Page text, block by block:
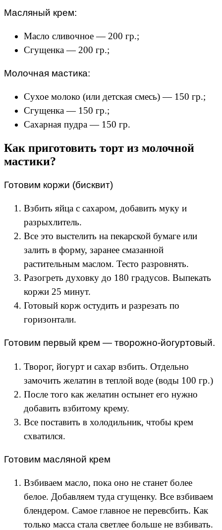
Масляный крем:
Масло сливочное — 200 гр.;
Сгущенка — 200 гр.;
Молочная мастика:
Сухое молоко (или детская смесь) — 150 гр.;
Сгущенка — 150 гр.;
Сахарная пудра — 150 гр.
Как приготовить торт из молочной
мастики?
Готовим коржи (бисквит)
Взбить яйца с сахаром, добавить муку и
разрыхлитель.
Все это выстелить на пекарской бумаге или
залить в форму, заранее смазанной
растительным маслом. Тесто разровнять.
Разогреть духовку до 180 градусов. Выпекать
коржи 25 минут.
Готовый корж остудить и разрезать по
горизонтали.
Готовим первый крем — творожно-йогуртовый.
Творог, йогурт и сахар взбить. Отдельно
замочить желатин в теплой воде (воды 100 гр.)
После того как желатин остынет его нужно
добавить взбитому крему.
Все поставить в холодильник, чтобы крем
схватился.
Готовим масляной крем
Взбиваем масло, пока оно не станет более
белое. Добавляем туда сгущенку. Все взбиваем
блендером. Самое главное не перевсбить. Как
только масса стала светлее больше не взбивать.